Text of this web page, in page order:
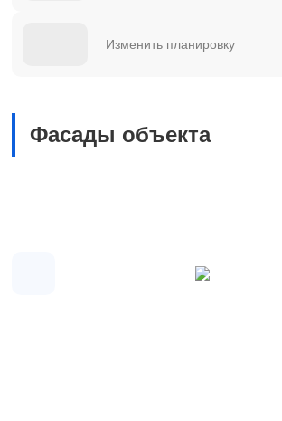
Изменить планировку
Фасады объекта